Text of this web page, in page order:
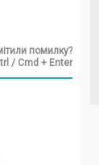
помилку?
/ Cmd + Enter